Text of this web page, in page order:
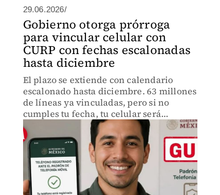
29.06.2026/
Gobierno otorga prórroga
para vincular celular con
CURP con fechas escalonadas
hasta diciembre
El plazo se extiende con calendario
escalonado hasta diciembre. 63 millones
de líneas ya vinculadas, pero si no
cumples tu fecha, tu celular será
suspendido en 72 horas. Conoce cuándo
vence según tu número